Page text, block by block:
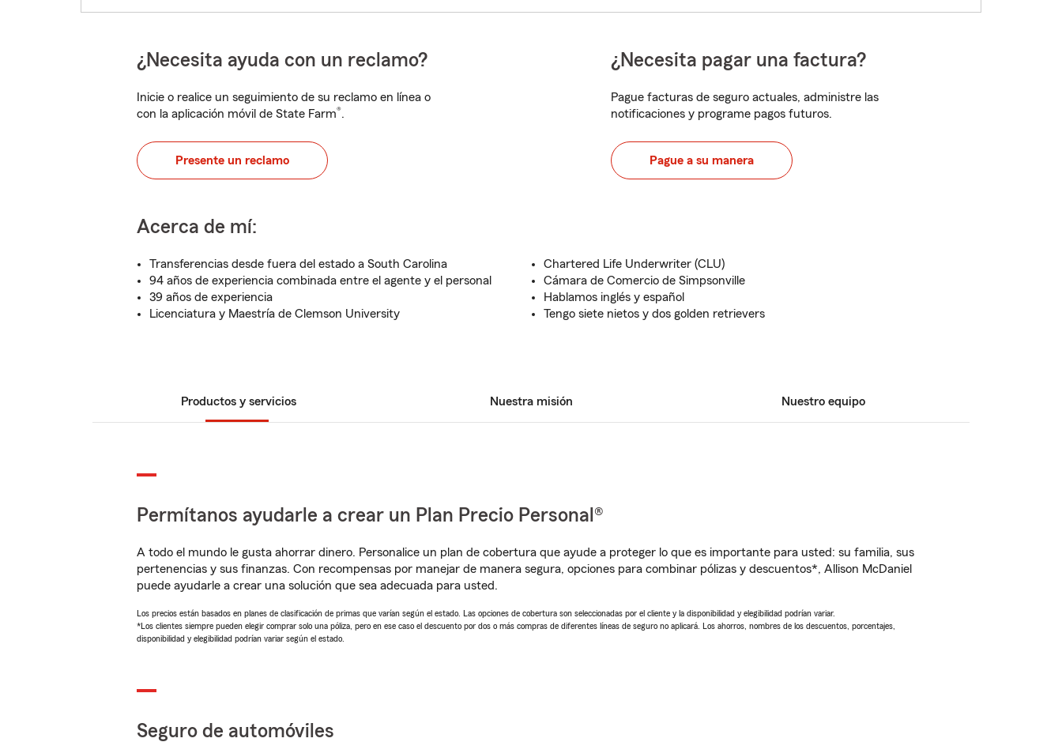
¿Necesita ayuda con un reclamo?
Inicie o realice un seguimiento de su reclamo en línea o
con la aplicación móvil de State Farm®.
Presente un reclamo
¿Necesita pagar una factura?
Pague facturas de seguro actuales, administre las
notificaciones y programe pagos futuros.
Pague a su manera
Acerca de mí:
Transferencias desde fuera del estado a South Carolina
94 años de experiencia combinada entre el agente y el personal
39 años de experiencia
Licenciatura y Maestría de Clemson University
Chartered Life Underwriter (CLU)
Cámara de Comercio de Simpsonville
Hablamos inglés y español
Tengo siete nietos y dos golden retrievers
Productos y servicios Nuestra misión Nuestro equipo
Permítanos ayudarle a crear un Plan Precio Personal®
A todo el mundo le gusta ahorrar dinero. Personalice un plan de cobertura que ayude a proteger lo que es importante para usted: su familia, sus
pertenencias y sus finanzas. Con recompensas por manejar de manera segura, opciones para combinar pólizas y descuentos*, Allison McDaniel
puede ayudarle a crear una solución que sea adecuada para usted.
Los precios están basados en planes de clasificación de primas que varían según el estado. Las opciones de cobertura son seleccionadas por el cliente y la disponibilidad y elegibilidad podrían variar.
*Los clientes siempre pueden elegir comprar solo una póliza, pero en ese caso el descuento por dos o más compras de diferentes líneas de seguro no aplicará. Los ahorros, nombres de los descuentos, porcentajes,
disponibilidad y elegibilidad podrían variar según el estado.
Seguro de automóviles